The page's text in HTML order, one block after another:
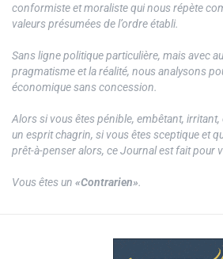
conformiste et moraliste qui nous répète
valeurs présumées de l’ordre établi.
Sans ligne politique particulière, mais avec
pragmatisme et la réalité, nous analysons
économique sans concession.
Alors si vous êtes pénible, embêtant,
un esprit chagrin, si vous êtes sceptique et
prêt-à-penser alors, ce Journal est fait pour
Vous êtes un «Contrarien».